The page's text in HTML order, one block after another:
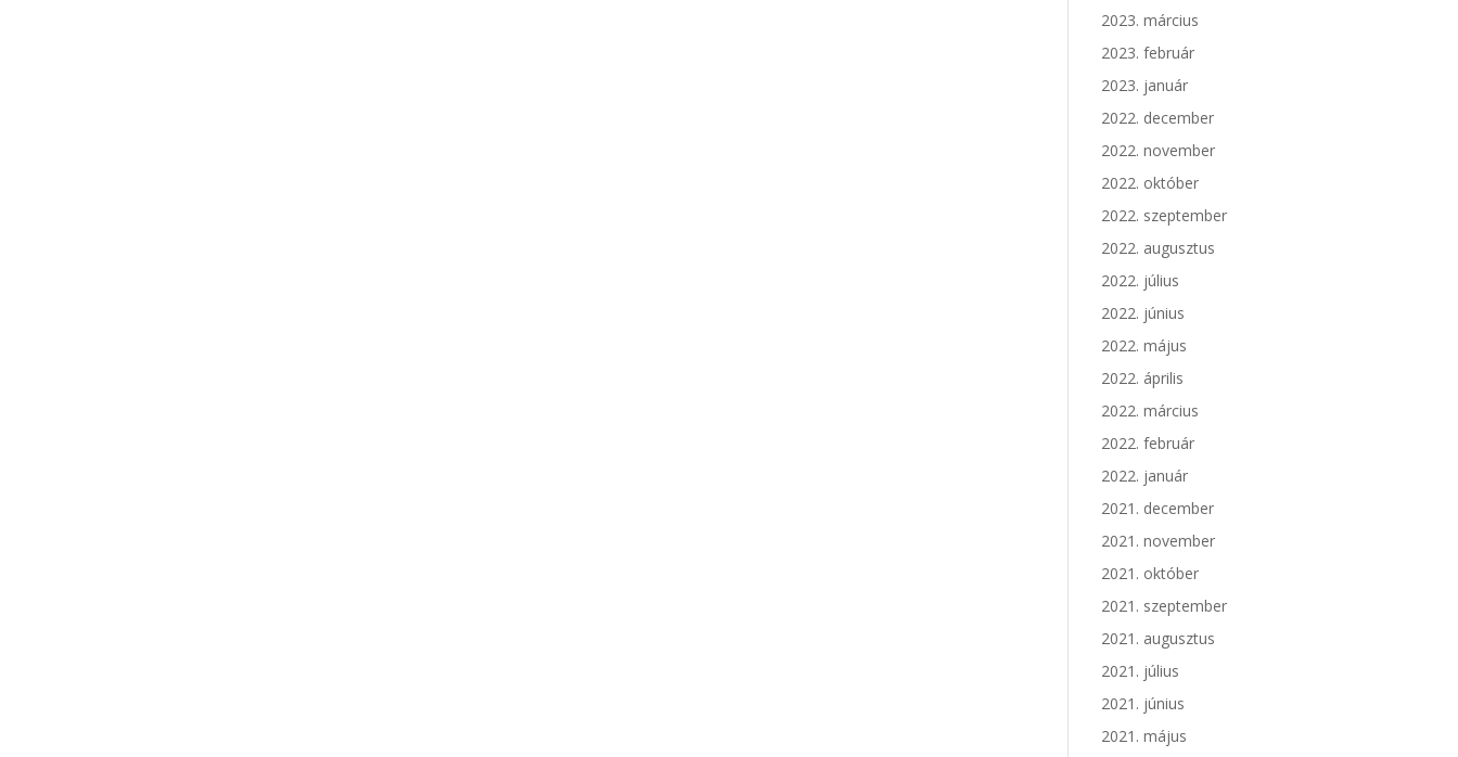
2023. március
2023. február
2023. január
2022. december
2022. november
2022. október
2022. szeptember
2022. augusztus
2022. július
2022. június
2022. május
2022. április
2022. március
2022. február
2022. január
2021. december
2021. november
2021. október
2021. szeptember
2021. augusztus
2021. július
2021. június
2021. május